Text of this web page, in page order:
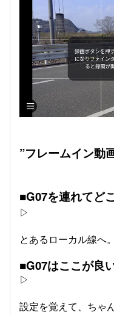
”フレームイン動
■G07を連れてど
▷
とあるローカル線へ。
■G07はここが良
▷
設定を覚えて、ちゃ